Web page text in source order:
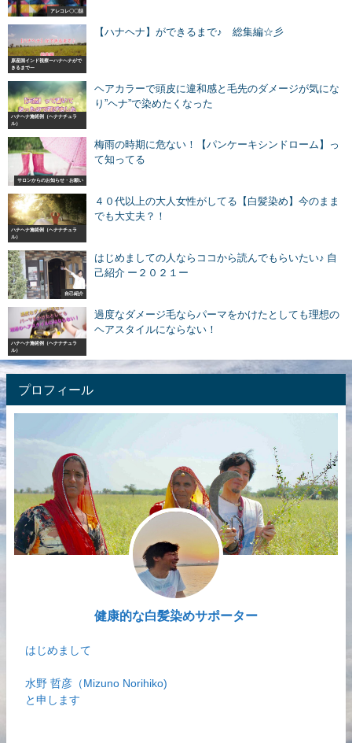
アレコレ〇〇話
原産国インド視察ーハナヘナがで
きるまでー
【ハナヘナ】ができるまで♪ 総集編☆彡
ハナヘナ施術例（ヘナナチュラ
ル）
ヘアカラーで頭皮に違和感と毛先のダメージが気にな
り”ヘナ”で染めたくなった
サロンからのお知らせ・お願い
梅雨の時期に危ない！【パンケーキシンドローム】っ
て知ってる
ハナヘナ施術例（ヘナナチュラ
ル）
４０代以上の大人女性がしてる【白髪染め】今のまま
でも大丈夫？！
自己紹介
はじめましての人ならココから読んでもらいたい♪ 自
己紹介 ー２０２１ー
ハナヘナ施術例（ヘナナチュラ
ル）
過度なダメージ毛ならパーマをかけたとしても理想の
ヘアスタイルにならない！
プロフィール
健康的な白髪染めサポーター
はじめまして
水野 哲彦（Mizuno Norihiko)
と申します